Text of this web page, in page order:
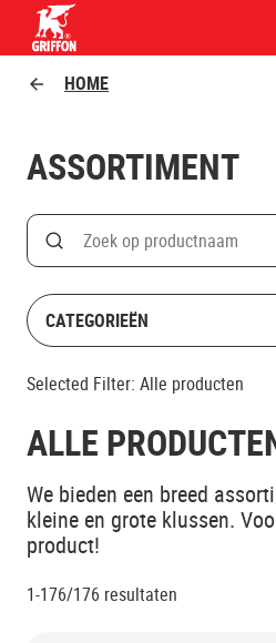
HOME
ASSORTIMENT
Search
Zoek op productnaam
CATEGORIEËN
Selected Filter: Alle producten
ALLE
We bieden een breed
kleine en grote klussen.
product!
1-176/176 resultaten